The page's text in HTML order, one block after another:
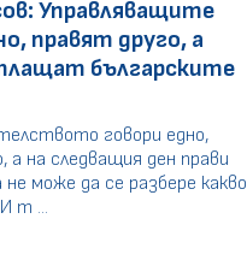
Управляващите
правят друго, а
българските
говори едно,
а на следващия ден прави
може да се разбере какво
т ...